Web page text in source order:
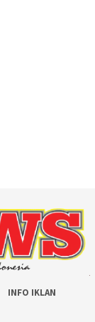
INFO IKLAN